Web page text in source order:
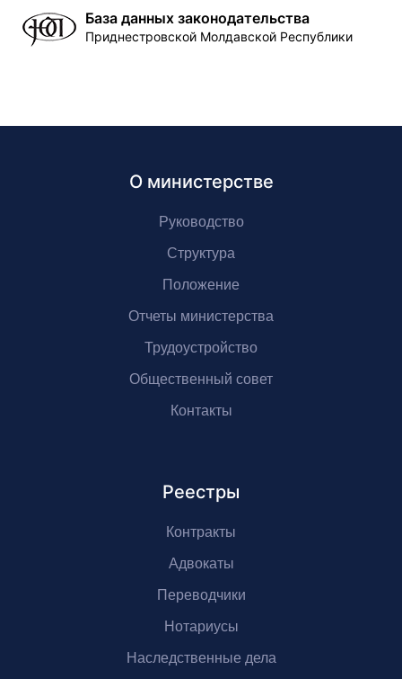
База данных законодательства
Приднестровской Молдавской Республики
О министерстве
Руководство
Структура
Положение
Отчеты министерства
Трудоустройство
Общественный совет
Контакты
Реестры
Контракты
Адвокаты
Переводчики
Нотариусы
Наследственные дела